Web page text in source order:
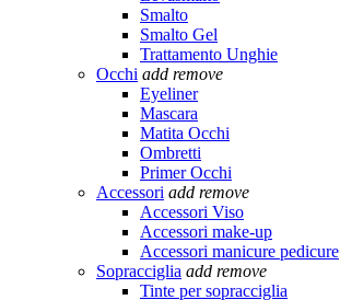
Smalto
Smalto Gel
Trattamento Unghie
Occhi add remove
Eyeliner
Mascara
Matita Occhi
Ombretti
Primer Occhi
Accessori add remove
Accessori Viso
Accessori make-up
Accessori manicure pedicure
Sopracciglia add remove
Tinte per sopracciglia